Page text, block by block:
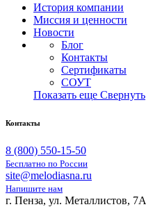
История компании
Миссия и ценности
Новости
Блог
Контакты
Сертификаты
СОУТ
Показать еще Свернуть
Контакты
8 (800) 550-15-50
Бесплатно по России
site@melodiasna.ru
Напишите нам
г. Пенза, ул. Металлистов, 7А